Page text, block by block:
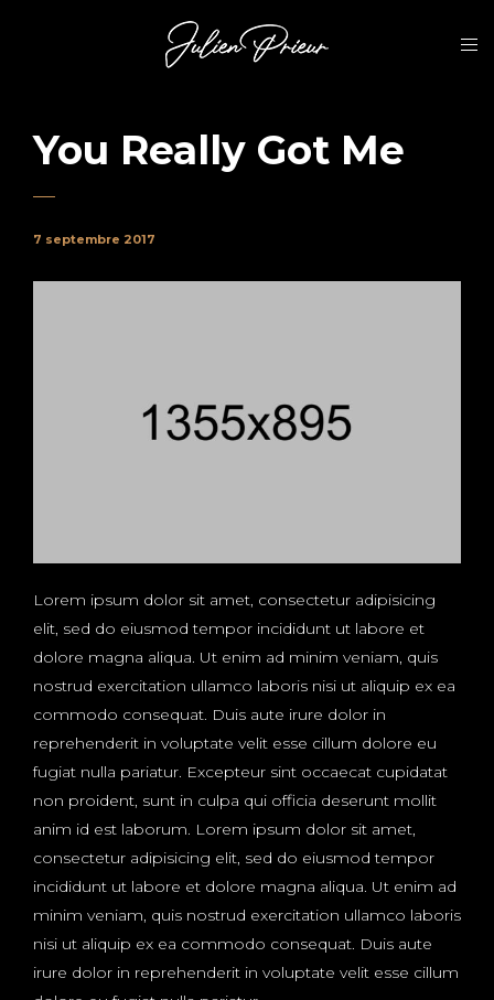
You Really Got Me
7 septembre 2017
Lorem ipsum dolor sit amet, consectetur adipisicing
elit, sed do eiusmod tempor incididunt ut labore et
dolore magna aliqua. Ut enim ad minim veniam, quis
nostrud exercitation ullamco laboris nisi ut aliquip ex ea
commodo consequat. Duis aute irure dolor in
reprehenderit in voluptate velit esse cillum dolore eu
fugiat nulla pariatur. Excepteur sint occaecat cupidatat
non proident, sunt in culpa qui officia deserunt mollit
anim id est laborum. Lorem ipsum dolor sit amet,
consectetur adipisicing elit, sed do eiusmod tempor
incididunt ut labore et dolore magna aliqua. Ut enim ad
minim veniam, quis nostrud exercitation ullamco laboris
nisi ut aliquip ex ea commodo consequat. Duis aute
irure dolor in reprehenderit in voluptate velit esse cillum